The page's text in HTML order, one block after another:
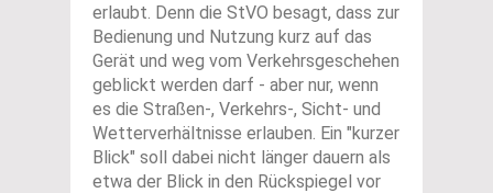
erlaubt. Denn die StVO besagt, dass zur
Bedienung und Nutzung kurz auf das
Gerät und weg vom Verkehrsgeschehen
geblickt werden darf - aber nur, wenn
es die Straßen-, Verkehrs-, Sicht- und
Wetterverhältnisse erlauben. Ein "kurzer
Blick" soll dabei nicht länger dauern als
etwa der Blick in den Rückspiegel vor